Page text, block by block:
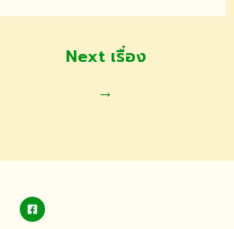
Next เรื่อง
→